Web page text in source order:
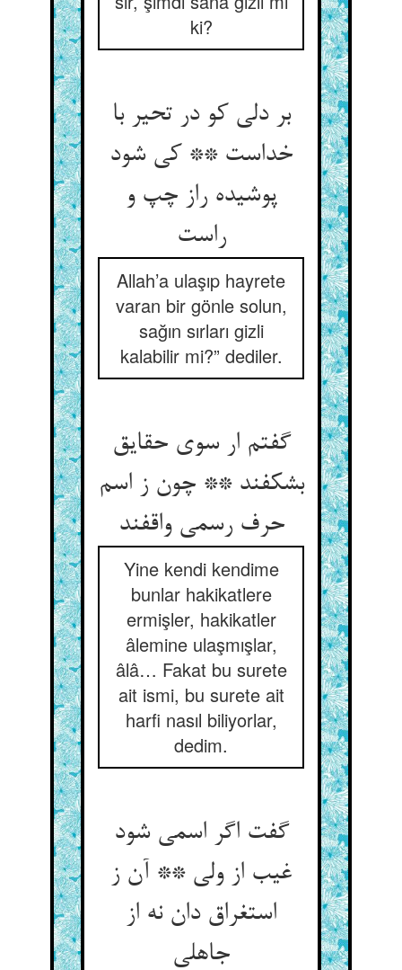
ki?
بر دلی کو در تحیر با
خداست ** کی شود
پوشیده راز چپ و
راست
Allah’a ulaşıp hayrete
varan bir gönle solun,
sağın sırları gizli
kalabilir mi?” dediler.
گفتم ار سوی حقایق
بشکفند ** چون ز اسم
حرف رسمی واقفند
Yine kendi kendime
bunlar hakikatlere
ermişler, hakikatler
âlemine ulaşmışlar,
âlâ… Fakat bu surete
ait ismi, bu surete ait
harfi nasıl biliyorlar,
dedim.
گفت اگر اسمی شود
غیب از ولی ** آن ز
استغراق دان نه از
جاهلی